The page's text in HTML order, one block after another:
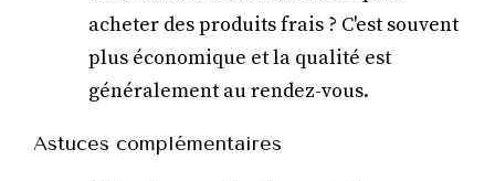
acheter des produits frais ? C'est souvent
plus économique et la qualité est
généralement au rendez-vous.
Astuces complémentaires